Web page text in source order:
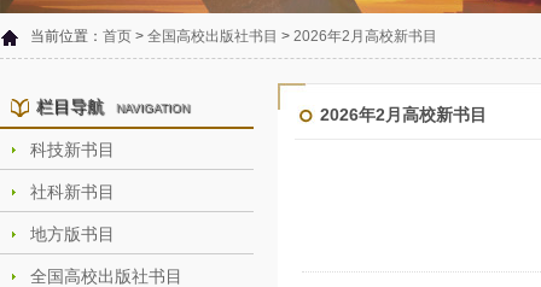
当前位置： 首页 > 全国高校出版社书目 > 2026年2月高校新书目
栏目导航 NAVIGATION
科技新书目
社科新书目
地方版书目
全国高校出版社书目
2026年2月高校新书目